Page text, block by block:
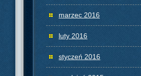
marzec 2016
luty 2016
styczeń 2016